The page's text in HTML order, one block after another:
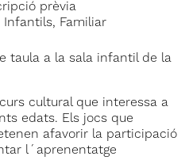
prèvia
Infantils, Familiar
taula a la sala infantil de la
cultural que interessa a
edats. Els jocs que
afavorir la participació
l´aprenentatge